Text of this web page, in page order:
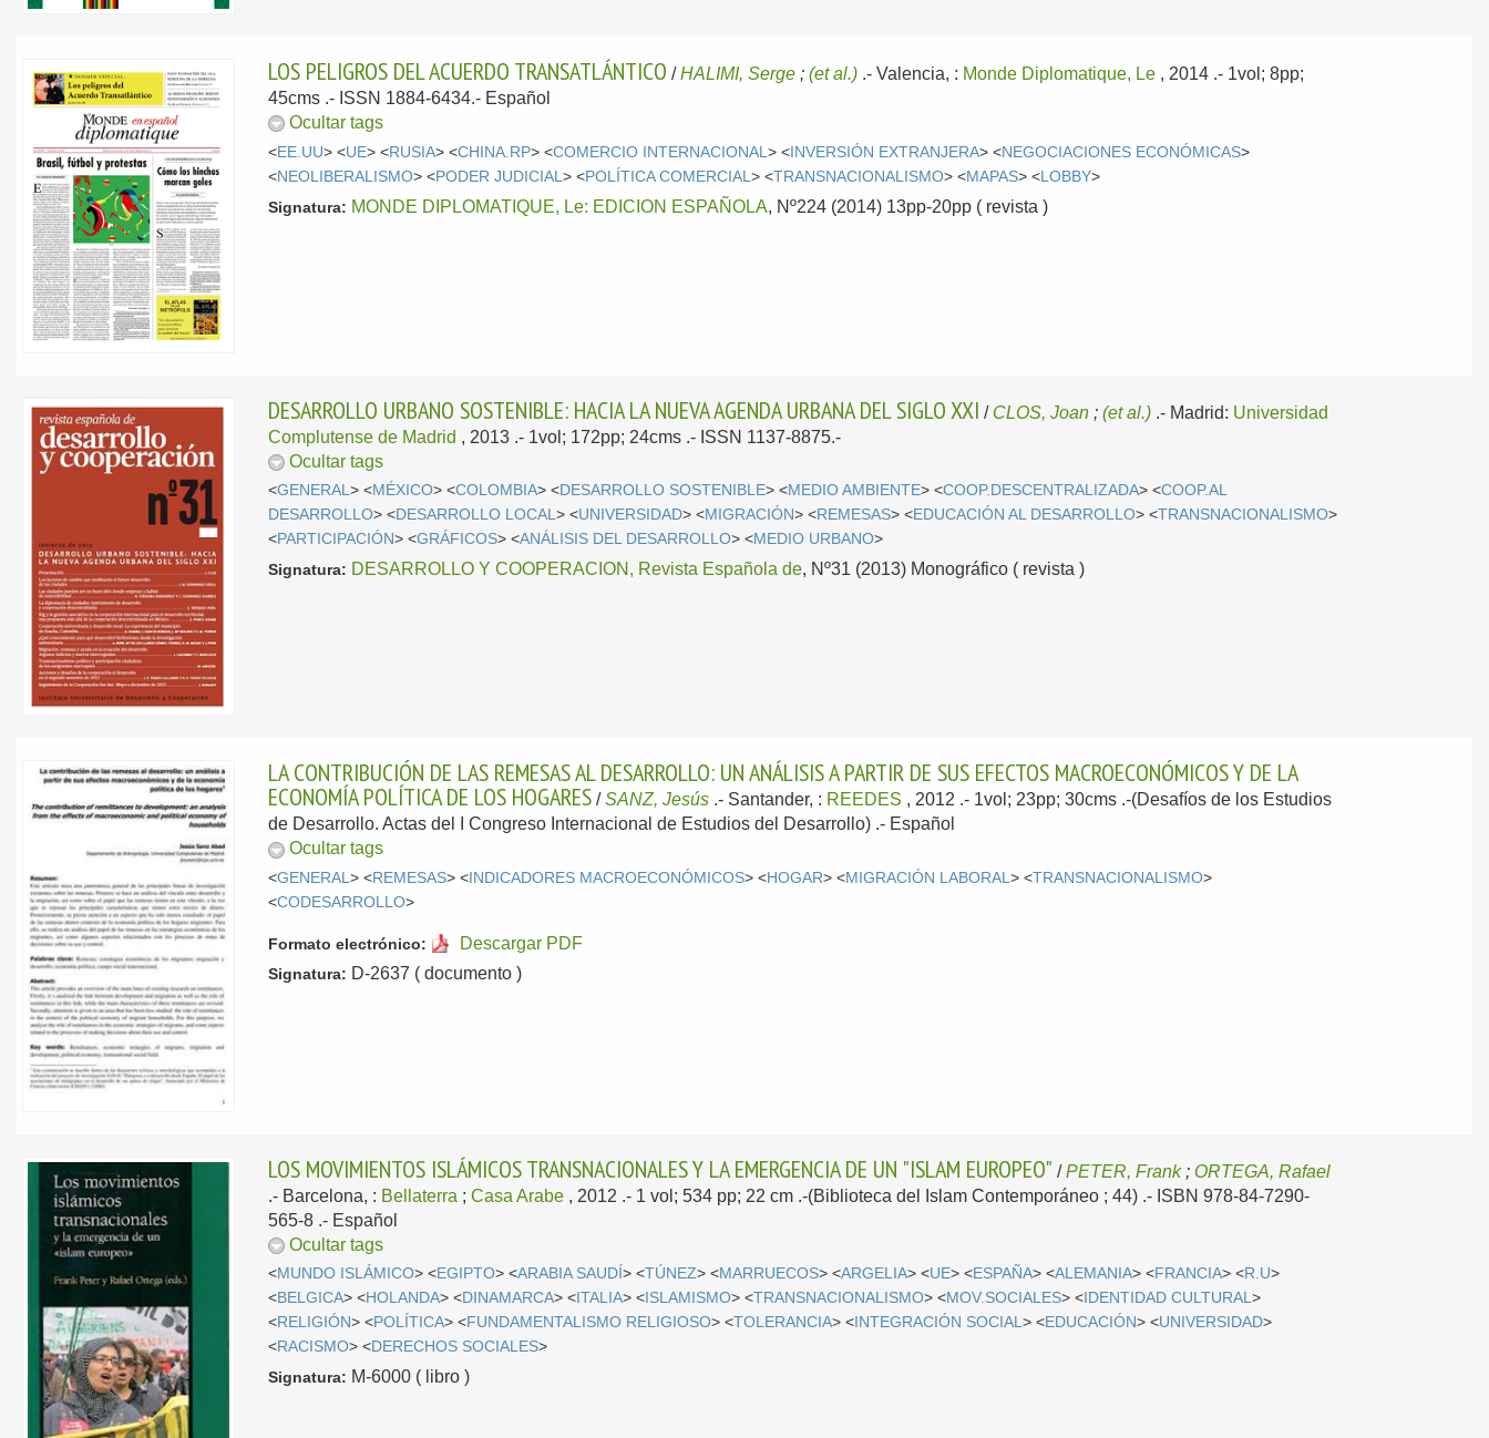
LOS PELIGROS DEL ACUERDO TRANSATLÁNTICO /HALIMI, Serge ;(et al.) .-Valencia, : Monde Diplomatique, Le , 2014 .- 1vol; 8pp;
45cms .- ISSN 1884-6434.- Español
Ocultar tags
<EE.UU> <UE> <RUSIA> <CHINA.RP> <COMERCIO INTERNACIONAL> <INVERSIÓN EXTRANJERA> <NEGOCIACIONES ECONÓMICAS>
<NEOLIBERALISMO> <PODER JUDICIAL> <POLÍTICA COMERCIAL> <TRANSNACIONALISMO> <MAPAS> <LOBBY>
Signatura: MONDE DIPLOMATIQUE, Le: EDICION ESPAÑOLA, Nº224 (2014) 13pp-20pp ( revista )
DESARROLLO URBANO SOSTENIBLE: HACIA LA NUEVA AGENDA URBANA DEL SIGLO XXI / CLOS, Joan ;(et al.) .- Madrid: Universidad
Complutense de Madrid , 2013 .- 1vol; 172pp; 24cms .- ISSN 1137-8875.-
Ocultar tags
<GENERAL> <MÉXICO> <COLOMBIA> <DESARROLLO SOSTENIBLE> <MEDIO AMBIENTE> <COOP.DESCENTRALIZADA> <COOP.AL
DESARROLLO> <DESARROLLO LOCAL> <UNIVERSIDAD> <MIGRACIÓN> <REMESAS> <EDUCACIÓN AL DESARROLLO> <TRANSNACIONALISMO>
<PARTICIPACIÓN> <GRÁFICOS> <ANÁLISIS DEL DESARROLLO> <MEDIO URBANO>
Signatura: DESARROLLO Y COOPERACION, Revista Española de, Nº31 (2013) Monográfico ( revista )
LA CONTRIBUCIÓN DE LAS REMESAS AL DESARROLLO: UN ANÁLISIS A PARTIR DE SUS EFECTOS MACROECONÓMICOS Y DE LA
ECONOMÍA POLÍTICA DE LOS HOGARES /SANZ, Jesús .- Santander, : REEDES , 2012 .- 1vol; 23pp; 30cms .-(Desafíos de los Estudios
de Desarrollo. Actas del I Congreso Internacional de Estudios del Desarrollo) .- Español
Ocultar tags
<GENERAL> <REMESAS> < INDICADORES MACROECONÓMICOS> <HOGAR> <MIGRACIÓN LABORAL> <TRANSNACIONALISMO>
<CODESARROLLO>
Formato electrónico: Descargar PDF
Signatura: D-2637 ( documento )
LOS MOVIMIENTOS ISLÁMICOS TRANSNACIONALES Y LA EMERGENCIA DE UN "ISLAM EUROPEO" /PETER, Frank; ORTEGA, Rafael
.- Barcelona, : Bellaterra ;Casa Arabe , 2012 .- 1 vol; 534 pp; 22 cm .-(Biblioteca del Islam Contemporáneo ; 44) .- ISBN 978-84-7290-
565-8 .- Español
Ocultar tags
<MUNDO ISLÁMICO> <EGIPTO> <ARABIA SAUDÍ> <TÚNEZ> <MARRUECOS> <ARGELIA> <UE> <ESPAÑA> <ALEMANIA> <FRANCIA> <R.U>
<BELGICA> <HOLANDA> <DINAMARCA> < ITALIA> < ISLAMISMO> <TRANSNACIONALISMO> <MOV.SOCIALES> < IDENTIDAD CULTURAL>
<RELIGIÓN> <POLÍTICA> <FUNDAMENTALISMO RELIGIOSO> <TOLERANCIA> < INTEGRACIÓN SOCIAL> <EDUCACIÓN> <UNIVERSIDAD>
<RACISMO> <DERECHOS SOCIALES>
Signatura: M-6000 ( libro )